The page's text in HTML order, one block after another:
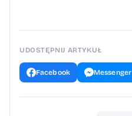
UDOSTĘPNIJ ARTYKUŁ
Facebook Messenger